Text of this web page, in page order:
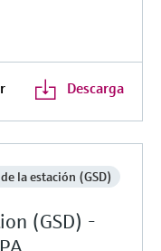
Descarga
la estación (GSD)
(GSD) -